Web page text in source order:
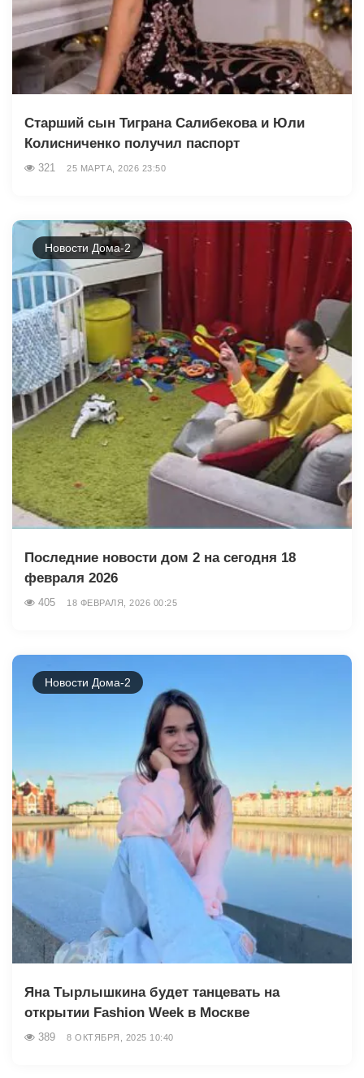
Старший сын Тиграна Салибекова и Юли
Колисниченко получил паспорт
321 25 МАРТА, 2026 23:50
Новости Дома-2
Последние новости дом 2 на сегодня 18
февраля 2026
405 18 ФЕВРАЛЯ, 2026 00:25
Новости Дома-2
Яна Тырлышкина будет танцевать на
открытии Fashion Week в Москве
389 8 ОКТЯБРЯ, 2025 10:40